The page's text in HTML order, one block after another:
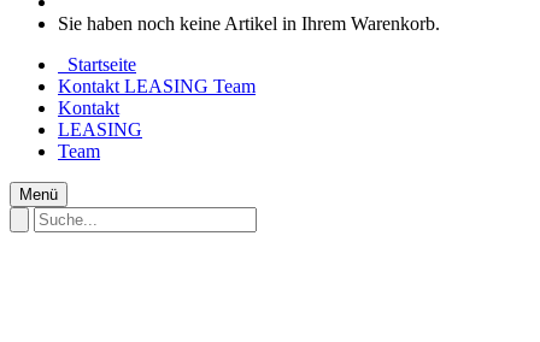
Sie haben noch keine Artikel in Ihrem Warenkorb.
Startseite
Kontakt LEASING Team
Kontakt
LEASING
Team
Menü